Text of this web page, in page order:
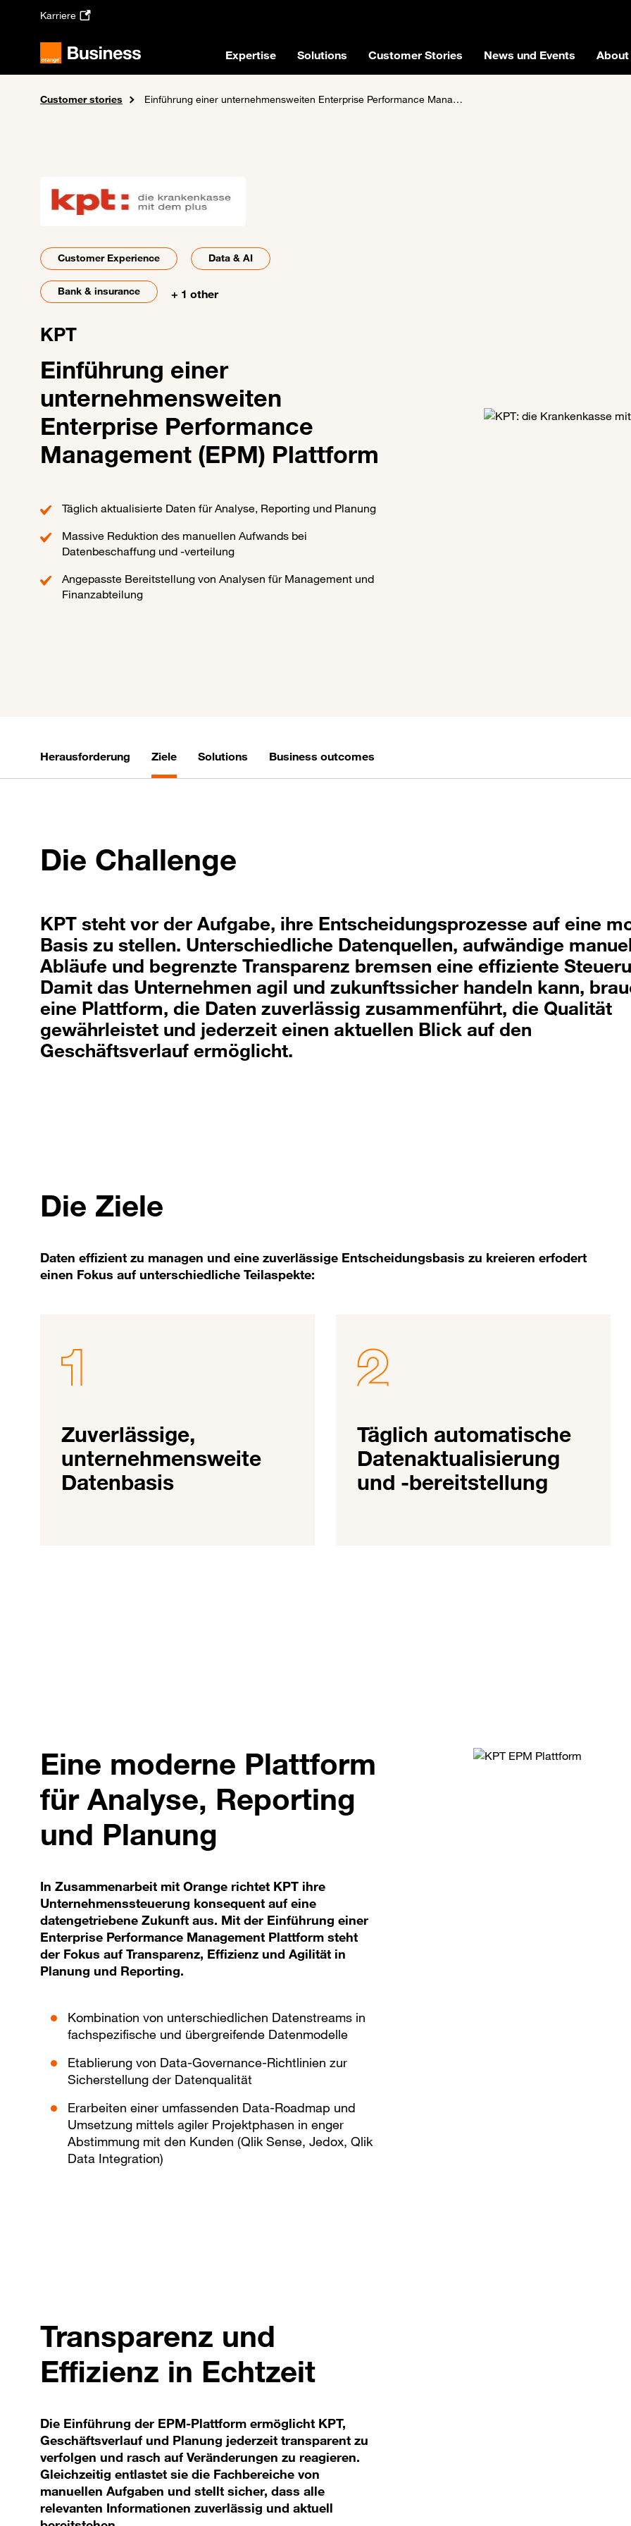
Skip to main content
Karriere
Expertise Solutions Customer Stories News und Events About
Home
Customer stories Einführung einer unternehmensweiten Enterprise Performance Management (EPM) Plattform
Customer Experience Data & AI
Bank & insurance + 1 other
KPT
Einführung einer
unternehmensweiten
Enterprise Performance
Management (EPM) Plattform
Täglich aktualisierte Daten für Analyse, Reporting und Planung
Massive Reduktion des manuellen Aufwands bei
Datenbeschaffung und -verteilung
Angepasste Bereitstellung von Analysen für Management und
Finanzabteilung
Herausforderung Ziele Solutions Business outcomes
Die Challenge
KPT steht vor der Aufgabe, ihre Entscheidungsprozesse auf eine
Basis zu stellen. Unterschiedliche Datenquellen, aufwändige
Abläufe und begrenzte Transparenz bremsen eine effiziente
Damit das Unternehmen agil und zukunftssicher handeln kann,
eine Plattform, die Daten zuverlässig zusammenführt, die Qualität
gewährleistet und jederzeit einen aktuellen Blick auf den
Geschäftsverlauf ermöglicht.
Die Ziele
Daten effizient zu managen und eine zuverlässige Entscheidungsbasis zu kreieren erfodert
einen Fokus auf unterschiedliche Teilaspekte:
Zuverlässige,
unternehmensweite
Datenbasis
Täglich automatische
Datenaktualisierung
und -bereitstellung
Eine moderne Plattform
für Analyse, Reporting
und Planung
In Zusammenarbeit mit Orange richtet KPT ihre
Unternehmenssteuerung konsequent auf eine
datengetriebene Zukunft aus. Mit der Einführung einer
Enterprise Performance Management Plattform steht
der Fokus auf Transparenz, Effizienz und Agilität in
Planung und Reporting.
Kombination von unterschiedlichen Datenstreams in
fachspezifische und übergreifende Datenmodelle
Etablierung von Data-Governance-Richtlinien zur
Sicherstellung der Datenqualität
Erarbeiten einer umfassenden Data-Roadmap und
Umsetzung mittels agiler Projektphasen in enger
Abstimmung mit den Kunden (Qlik Sense, Jedox, Qlik
Data Integration)
Transparenz und
Effizienz in Echtzeit
Die Einführung der EPM-Plattform ermöglicht KPT,
Geschäftsverlauf und Planung jederzeit transparent zu
verfolgen und rasch auf Veränderungen zu reagieren.
Gleichzeitig entlastet sie die Fachbereiche von
manuellen Aufgaben und stellt sicher, dass alle
relevanten Informationen zuverlässig und aktuell